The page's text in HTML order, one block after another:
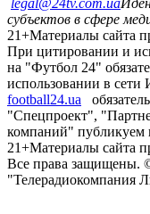
legal@24tv.com.ua
субъектов в сфере
21+Материалы сайта
При цитировании и
на "Футбол 24"
использовании в сети
football24.ua
"Спецпроект",
компаний" публикуем
21+Материалы сайта
Все права защищены.
"Телерадиокомпания